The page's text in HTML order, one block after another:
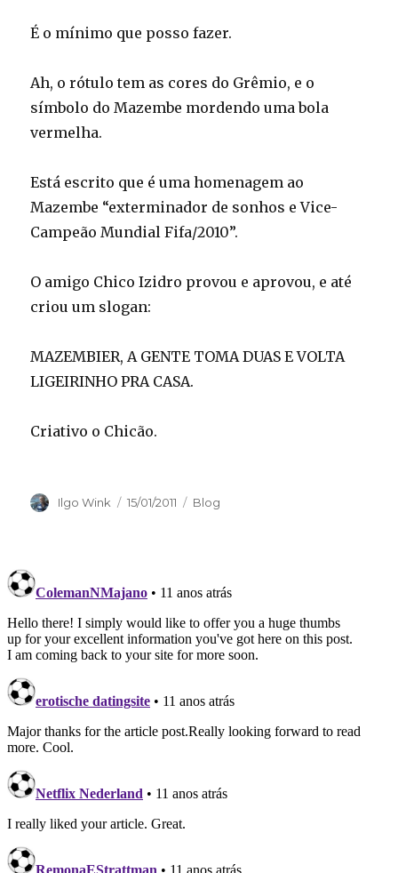
É o mínimo que posso fazer.
Ah, o rótulo tem as cores do Grêmio, e o
símbolo do Mazembe mordendo uma bola
vermelha.
Está escrito que é uma homenagem ao
Mazembe “exterminador de sonhos e Vice-
Campeão Mundial Fifa/2010”.
O amigo Chico Izidro provou e aprovou, e até
criou um slogan:
MAZEMBIER, A GENTE TOMA DUAS E VOLTA
LIGEIRINHO PRA CASA.
Criativo o Chicão.
Autor
Ilgo Wink
Publicado
15/01/2011 Categorias
Blog